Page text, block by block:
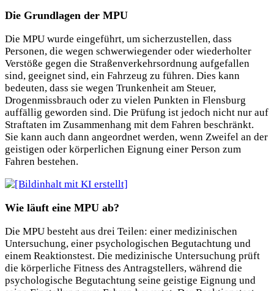
Die Grundlagen der MPU
Die MPU wurde eingeführt, um sicherzustellen, dass
Personen, die wegen schwerwiegender oder wiederholter
Verstöße gegen die Straßenverkehrsordnung aufgefallen
sind, geeignet sind, ein Fahrzeug zu führen. Dies kann
bedeuten, dass sie wegen Trunkenheit am Steuer,
Drogenmissbrauch oder zu vielen Punkten in Flensburg
auffällig geworden sind. Die Prüfung ist jedoch nicht nur auf
Straftaten im Zusammenhang mit dem Fahren beschränkt.
Sie kann auch dann angeordnet werden, wenn Zweifel an der
geistigen oder körperlichen Eignung einer Person zum
Fahren bestehen.
Wie läuft eine MPU ab?
Die MPU besteht aus drei Teilen: einer medizinischen
Untersuchung, einer psychologischen Begutachtung und
einem Reaktionstest. Die medizinische Untersuchung prüft
die körperliche Fitness des Antragstellers, während die
psychologische Begutachtung seine geistige Eignung und